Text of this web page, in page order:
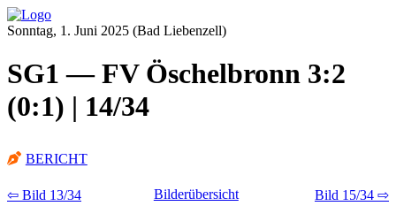
Sonntag, 1. Juni 2025 (Bad Liebenzell)
SG1 — FV Öschelbronn 3:2
(0:1) | 14/34
BERICHT
⇦ Bild 13/34 Bilderübersicht Bild 15/34 ⇨